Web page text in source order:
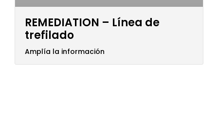
REMEDIATION – Línea de
trefilado
Amplía la información